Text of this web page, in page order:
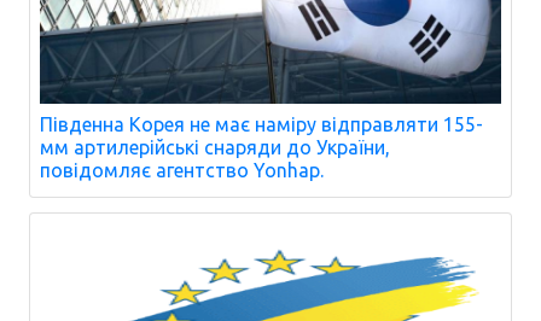
Південна Корея не має наміру відправляти 155-
мм артилерійські снаряди до України,
повідомляє агентство Yonhap.